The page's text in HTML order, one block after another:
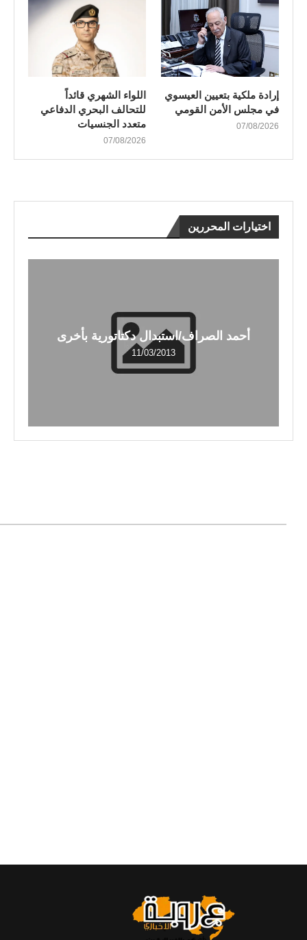
إرادة ملكية بتعيين العيسوي
في مجلس الأمن القومي
07/08/2026
اللواء الشهري قائداً
للتحالف البحري الدفاعي
متعدد الجنسيات
07/08/2026
اختيارات المحررين
أحمد الصراف/استبدال دكتاتورية بأخرى
11/03/2013